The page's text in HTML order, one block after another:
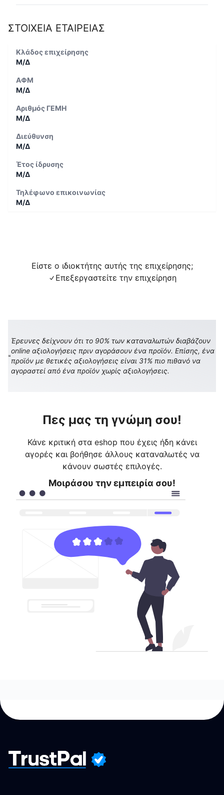
ΣΤΟΙΧΕΙΑ ΕΤΑΙΡΕΙΑΣ
Κλάδος επιχείρησης
Μ/Δ
ΑΦΜ
Μ/Δ
Αριθμός ΓΕΜΗ
Μ/Δ
Διεύθυνση
Μ/Δ
Έτος ίδρυσης
Μ/Δ
Τηλέφωνο επικοινωνίας
Μ/Δ
Είστε ο ιδιοκτήτης αυτής της επιχείρησης;
Επεξεργαστείτε την επιχείρηση
Έρευνες δείχνουν ότι το 90% των καταναλωτών διαβάζουν
online αξιολογήσεις πριν αγοράσουν ένα προϊόν. Επίσης, ένα
προϊόν με θετικές αξιολογήσεις είναι 31% πιο πιθανό να
αγοραστεί από ένα προϊόν χωρίς αξιολογήσεις.
Πες μας τη γνώμη σου!
Κάνε κριτική στα eshop που έχεις ήδη κάνει
αγορές και βοήθησε άλλους καταναλωτές να
κάνουν σωστές επιλογές.
Μοιράσου την εμπειρία σου!